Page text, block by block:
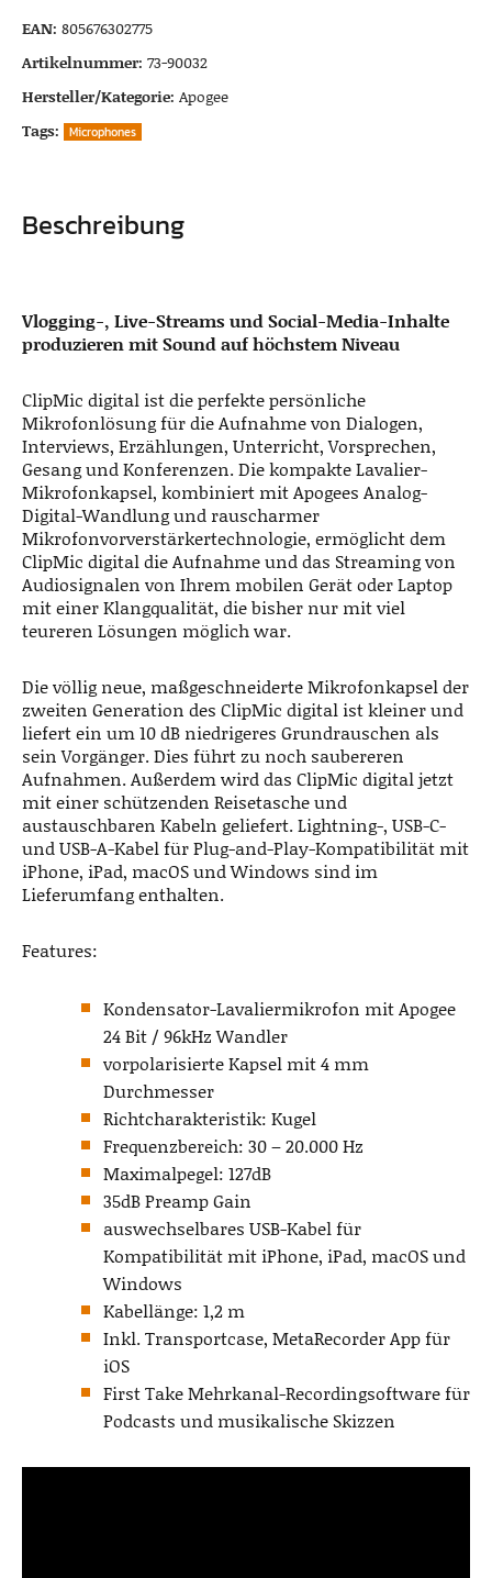
EAN: 805676302775
Artikelnummer: 73-90032
Hersteller/Kategorie: Apogee
Tags:
Microphones
Beschreibung
Vlogging-, Live-Streams und Social-Media-Inhalte
produzieren mit Sound auf höchstem Niveau
ClipMic digital ist die perfekte persönliche
Mikrofonlösung für die Aufnahme von Dialogen,
Interviews, Erzählungen, Unterricht, Vorsprechen,
Gesang und Konferenzen. Die kompakte Lavalier-
Mikrofonkapsel, kombiniert mit Apogees Analog-
Digital-Wandlung und rauscharmer
Mikrofonvorverstärkertechnologie, ermöglicht dem
ClipMic digital die Aufnahme und das Streaming von
Audiosignalen von Ihrem mobilen Gerät oder Laptop
mit einer Klangqualität, die bisher nur mit viel
teureren Lösungen möglich war.
Die völlig neue, maßgeschneiderte Mikrofonkapsel der
zweiten Generation des ClipMic digital ist kleiner und
liefert ein um 10 dB niedrigeres Grundrauschen als
sein Vorgänger. Dies führt zu noch saubereren
Aufnahmen. Außerdem wird das ClipMic digital jetzt
mit einer schützenden Reisetasche und
austauschbaren Kabeln geliefert. Lightning-, USB-C-
und USB-A-Kabel für Plug-and-Play-Kompatibilität mit
iPhone, iPad, macOS und Windows sind im
Lieferumfang enthalten.
Features:
Kondensator-Lavaliermikrofon mit Apogee
24 Bit / 96kHz Wandler
vorpolarisierte Kapsel mit 4 mm
Durchmesser
Richtcharakteristik: Kugel
Frequenzbereich: 30 – 20.000 Hz
Maximalpegel: 127dB
35dB Preamp Gain
auswechselbares USB-Kabel für
Kompatibilität mit iPhone, iPad, macOS und
Windows
Kabellänge: 1,2 m
Inkl. Transportcase, MetaRecorder App für
iOS
First Take Mehrkanal-Recordingsoftware für
Podcasts und musikalische Skizzen